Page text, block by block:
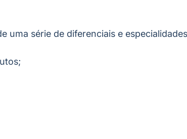
uma série de diferenciais e